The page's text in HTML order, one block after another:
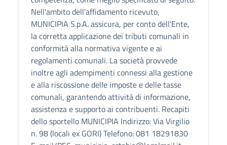
Nell'ambito dell'affidamento ricevuto,
MUNICIPIA S.p.A. assicura, per conto dell'Ente,
la corretta applicazione dei tributi comunali in
conformità alla normativa vigente e ai
regolamenti comunali. La società provvede
inoltre agli adempimenti connessi alla gestione
e alla riscossione delle imposte e delle tasse
comunali, garantendo attività di informazione,
assistenza e supporto ai contribuenti. Recapiti
dello sportello MUNICIPIA Indirizzo: Via Virgilio
n. 98 (locali ex GORI) Telefono: 081 18291830